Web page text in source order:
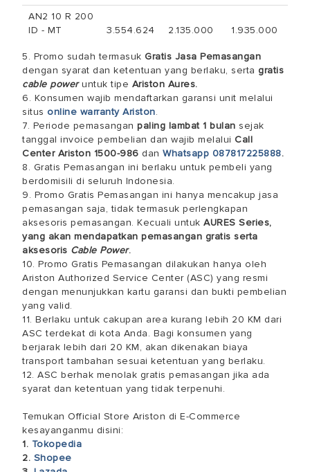
AN2 10 R 200
ID - MT
3.554.624 2.135.000 1.935.000
5. Promo sudah termasuk Gratis Jasa Pemasangan
dengan syarat dan ketentuan yang berlaku, serta gratis
cable poweruntuk tipe Ariston Aures.
6. Konsumen wajib mendaftarkan garansi unit melalui
situs online warranty Ariston.
7. Periode pemasangan paling lambat 1 bulan sejak
tanggal invoice pembelian dan wajib melalui Call
Center Ariston 1500-986 dan Whatsapp 087817225888.
8. Gratis Pemasangan ini berlaku untuk pembeli yang
berdomisili di seluruh Indonesia.
9. Promo Gratis Pemasangan ini hanya mencakup jasa
pemasangan saja, tidak termasuk perlengkapan
aksesoris pemasangan. Kecuali untuk AURES Series,
yang akan mendapatkan pemasangan gratis serta
aksesoris Cable Power.
10. Promo Gratis Pemasangan dilakukan hanya oleh
Ariston Authorized Service Center (ASC) yang resmi
dengan menunjukkan kartu garansi dan bukti pembelian
yang valid.
11. Berlaku untuk cakupan area kurang lebih 20 KM dari
ASC terdekat di kota Anda. Bagi konsumen yang
berjarak lebih dari 20 KM, akan dikenakan biaya
transport tambahan sesuai ketentuan yang berlaku.
12. ASC berhak menolak gratis pemasangan jika ada
syarat dan ketentuan yang tidak terpenuhi.
Temukan Official Store Ariston di E-Commerce
kesayanganmu disini:
1. Tokopedia
2. Shopee